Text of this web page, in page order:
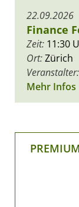
22.09.2026
Finance
Zeit: 11:30
Ort:Zürich
Veranstalter:
Mehr Infos